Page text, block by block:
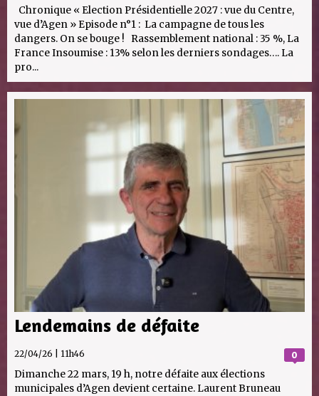
Chronique « Election Présidentielle 2027 : vue du Centre,
vue d’Agen » Episode n°1 : La campagne de tous les
dangers. On se bouge ! Rassemblement national : 35 %, La
France Insoumise : 13% selon les derniers sondages…. La
pro...
Lendemains de défaite
0
22/04/26 | 11h46
Dimanche 22 mars, 19 h, notre défaite aux élections
municipales d’Agen devient certaine. Laurent Bruneau